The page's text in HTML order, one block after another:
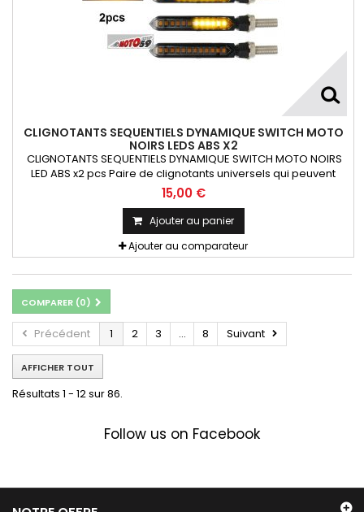
CLIGNOTANTS SEQUENTIELS DYNAMIQUE SWITCH MOTO
NOIRS LEDS ABS X2
CLIGNOTANTS SEQUENTIELS DYNAMIQUE SWITCH MOTO NOIRS
LED ABS x2 pcs Paire de clignotants universels qui peuvent
être adaptables sur toutes motos ou scooters
15,00 €
Ajouter au panier
Ajouter au comparateur
COMPARER (0)
Précédent 1 2 3 ... 8 Suivant
AFFICHER TOUT
Résultats 1 - 12 sur 86.
Follow us on Facebook